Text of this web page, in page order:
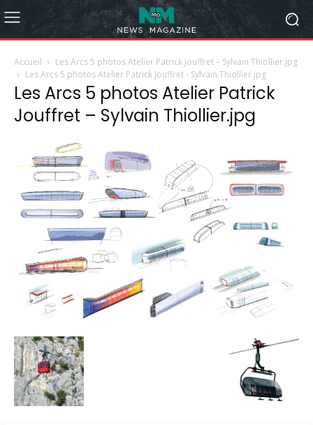
Accueil
Les Arcs 5 photos Atelier Patrick Jouffret – Sylvain Thiollier.jpg
Les Arcs 5 photos Atelier Patrick Jouffret - Sylvain Thiollier.jpg
Les Arcs 5 photos Atelier Patrick
Jouffret – Sylvain Thiollier.jpg